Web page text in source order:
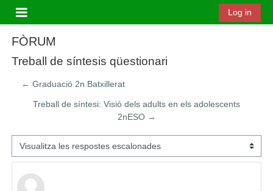
Panell lateral
Log in
FÒRUM
Treball de síntesis qüestionari
← Graduació 2n Batxillerat
Treball de síntesi: Visió dels adults en els adolescents
2nESO →
Mode de visualització